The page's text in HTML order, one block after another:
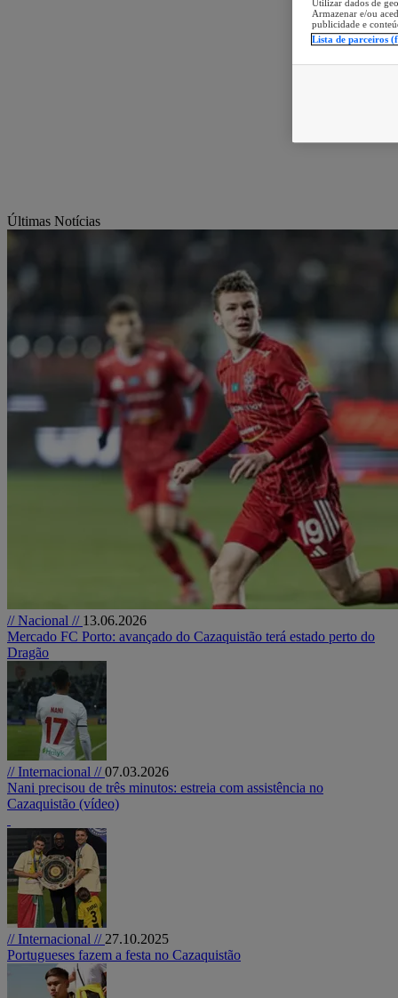
Últimas Notícias
// Nacional // 13.06.2026
Mercado FC Porto: avançado do Cazaquistão terá estado perto do
Dragão
// Internacional //07.03.2026
Nani precisou de três minutos: estreia com assistência no
Cazaquistão (vídeo)
// Internacional // 27.10.2025
Portugueses fazem a festa no Cazaquistão
Utilizar dados de
Armazenar e/ou
publicidade e
Lista de parceiros